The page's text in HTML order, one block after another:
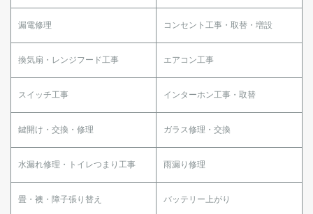
漏電修理 コンセント工事・取替・増設
換気扇・レンジフード工事 エアコン工事
スイッチ工事 インターホン工事・取替
鍵開け・交換・修理 ガラス修理・交換
水漏れ修理・トイレつまり工事 雨漏り修理
畳・襖・障子張り替え バッテリー上がり